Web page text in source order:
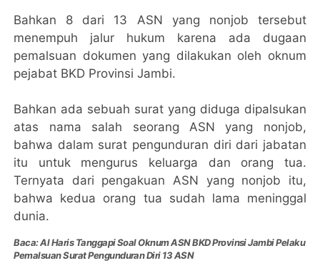
Bahkan 8 dari 13 ASN yang nonjob tersebut
menempuh jalur hukum karena ada dugaan
pemalsuan dokumen yang dilakukan oleh oknum
pejabat BKD Provinsi Jambi.
Bahkan ada sebuah surat yang diduga dipalsukan
atas nama salah seorang ASN yang nonjob,
bahwa dalam surat pengunduran diri dari jabatan
itu untuk mengurus keluarga dan orang tua.
Ternyata dari pengakuan ASN yang nonjob itu,
bahwa kedua orang tua sudah lama meninggal
dunia.
Baca: Al Haris Tanggapi Soal Oknum ASN BKD Provinsi Jambi Pelaku
Pemalsuan Surat Pengunduran Diri 13 ASN